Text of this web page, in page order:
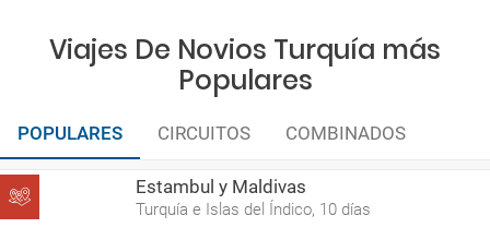
Viajes De Novios Turquía más
Populares
POPULARES CIRCUITOS COMBINADOS
Estambul y Maldivas
Turquía e Islas del Índico, 10 días